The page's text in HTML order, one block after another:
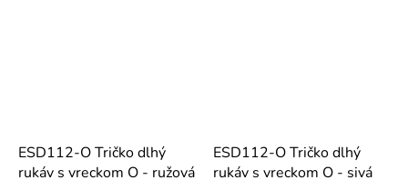
ESD112-O Tričko dlhý
rukáv s vreckom O - ružová
ESD112-O Tričko dlhý
rukáv s vreckom O - sivá